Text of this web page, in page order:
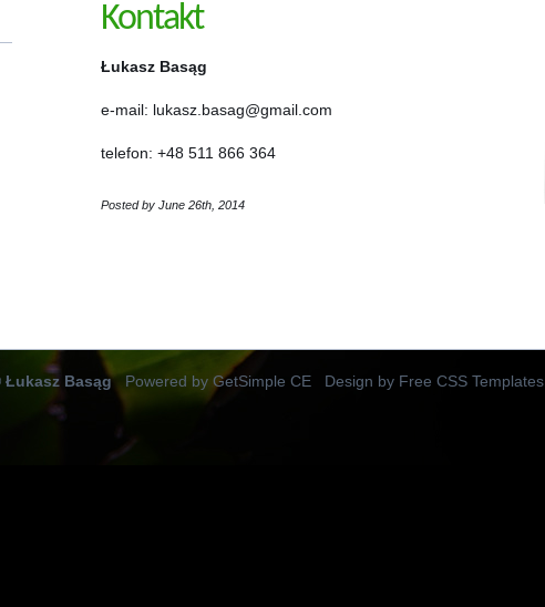
Kontakt
Łukasz Basąg
e-mail: lukasz.basag@gmail.com
telefon: +48 511 866 364
Posted by June 26th, 2014
Łukasz Basąg Powered by GetSimple CEDesign by Free CSS Templates.